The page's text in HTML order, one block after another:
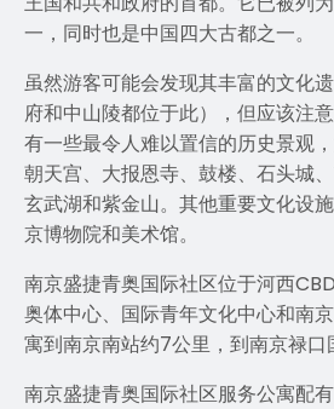
一，同时也是中国四大古都之一。
虽然游客可能会发现其丰富的文化
府和中山陵都位于此），但应该注
有一些最令人难以置信的历史景观
朝天宫、大报恩寺、鼓楼、石头城
玄武湖和紫金山。其他重要文化设
京博物院和美术馆。
南京盛捷青奥国际社区位于河西
奥体中心、国际青年文化中心和南
寓到南京南站约7公里，到南京禄口
南京盛捷青奥国际社区服务公寓配